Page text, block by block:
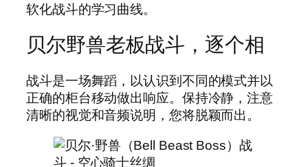
软化战斗的学习曲线。
贝尔野兽老板战斗，逐个相
战斗是一场舞蹈，以认识到不同的模式并以
正确的柜台移动做出响应。保持冷静，注意
清晰的视觉和音频说明，您将脱颖而出。